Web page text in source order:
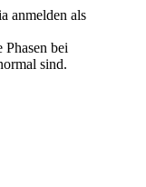
anmelden als
bei
sind.